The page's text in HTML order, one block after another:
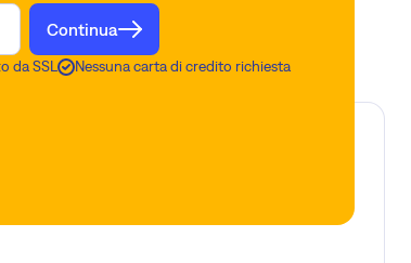
Continua
da SSL Nessuna carta di credito richiesta